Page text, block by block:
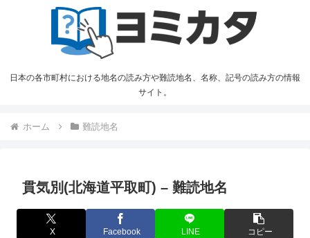
日本の各市町村における地名の読み方や難読地名、名称、記号の読み方の情報
サイト。
ホーム 難読地名
貫気別(北海道平取町) – 難読地名
X Facebook LINE コピー